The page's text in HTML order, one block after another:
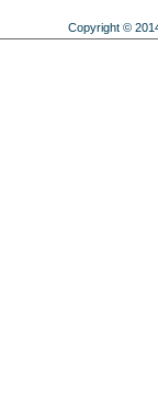
Copyright ©